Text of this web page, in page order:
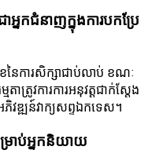
នកជំនាញក្នុងការបកប្រែ
ៃការសិក្សាជាប់លាប់ ខណៈ
ត្រូវការការអនុវត្តជាក់ស្តែង
ភិវឌ្ឍន៍វាក្យសព្ទឯកទេស។
រាប់អ្នកនិយាយ